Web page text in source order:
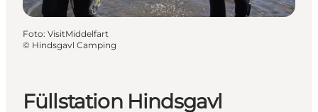
Füllstation Hindsgavl
Foto: VisitMiddelfart
© Hindsgavl Camping